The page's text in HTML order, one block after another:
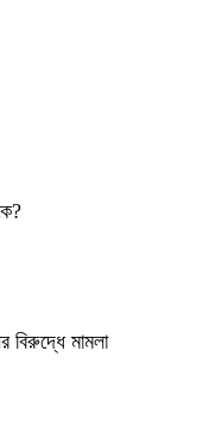
বিরুদ্ধে মামলা